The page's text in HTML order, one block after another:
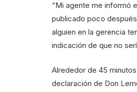
“Mi agente me informó
publicado poco
alguien en la gerencia
indicación de que no
Alrededor de 45
declaración de Don